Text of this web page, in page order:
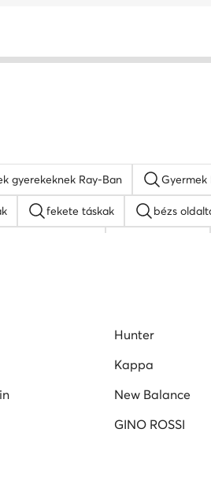
gyerekeknek Ray-Ban Gyermek
fekete táskak bézs
Hunter
Kappa
New Balance
GINO ROSSI